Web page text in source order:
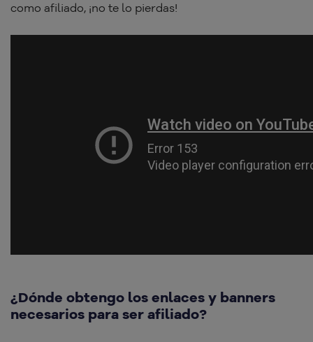
como afiliado, ¡no te lo pierdas!
¿Dónde obtengo los enlaces y banners
necesarios para ser afiliado?